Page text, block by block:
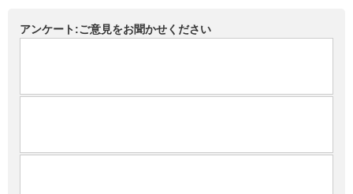
アンケート:ご意見をお聞かせください